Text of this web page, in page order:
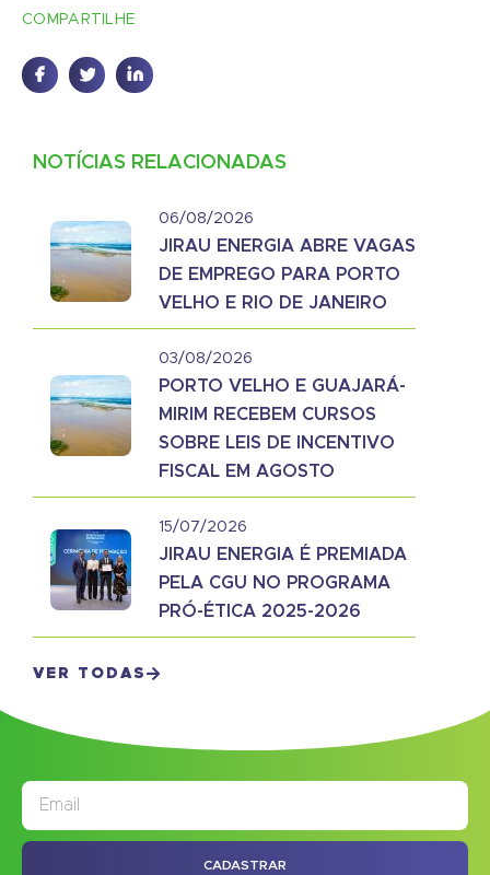
COMPARTILHE
NOTÍCIAS RELACIONADAS
06/08/2026
JIRAU ENERGIA ABRE VAGAS
DE EMPREGO PARA PORTO
VELHO E RIO DE JANEIRO
03/08/2026
PORTO VELHO E GUAJARÁ-
MIRIM RECEBEM CURSOS
SOBRE LEIS DE INCENTIVO
FISCAL EM AGOSTO
15/07/2026
JIRAU ENERGIA É PREMIADA
PELA CGU NO PROGRAMA
PRÓ-ÉTICA 2025-2026
VER TODAS
CADASTRAR